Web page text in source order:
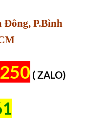
Đông, P.Bình
( ZALO)